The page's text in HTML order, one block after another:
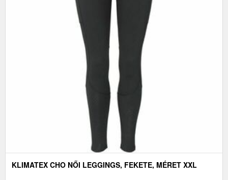
KLIMATEX CHO NŐI LEGGINGS, FEKETE, MÉRET XXL